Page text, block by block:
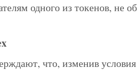
одного из токенов, не
что, изменив